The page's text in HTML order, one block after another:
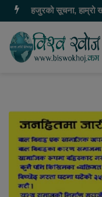
हजुरको सूचना, हाम्रो